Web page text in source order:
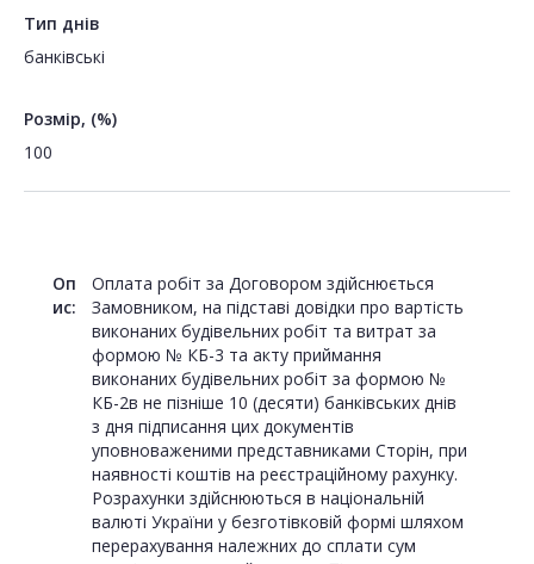
Тип днів
банківські
Розмір, (%)
100
Оп
ис:
Оплата робіт за Договором здійснюється
Замовником, на підставі довідки про вартість
виконаних будівельних робіт та витрат за
формою № КБ-3 та акту приймання
виконаних будівельних робіт за формою №
КБ-2в не пізніше 10 (десяти) банківських днів
з дня підписання цих документів
уповноваженими представниками Сторін, при
наявності коштів на реєстраційному рахунку.
Розрахунки здійснюються в національній
валюті України у безготівковій формі шляхом
перерахування належних до сплати сум